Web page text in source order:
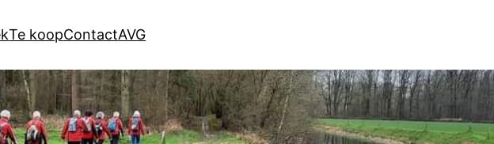
Te koopContactAVG